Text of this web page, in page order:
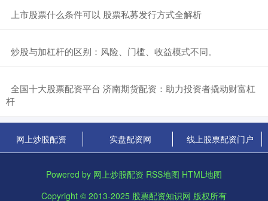
​上市股票什么条件可以 股票私募发行方式全解析
​炒股与加杠杆的区别：风险、门槛、收益模式不同。
​全国十大股票配资平台 济南期货配资：助力投资者撬动财富杠
杆
网上炒股配资 实盘配资网 线上股票配资门户
Powered by 网上炒股配资 RSS地图 HTML地图
Copyright © 2013-2025 股票配资知识网 版权所有